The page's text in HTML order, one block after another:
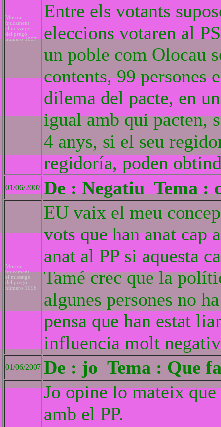
Mostrar
únicament
el missatge
del pregó
número 1097
Entre els votants
eleccions votaren al
un poble com Olocau
contents, 99 persones
dilema del pacte, en
igual amb qui pacten,
4 anys, si el seu
regidoría, poden
01/06/2007 De : Negatiu Tema :
Mostrar
únicament
el missatge
del pregó
número 1096
EU vaix el meu
vots que han anat cap
anat al PP si aquesta
Tamé crec que la
algunes persones no
pensa que han estat
influencia molt
01/06/2007 De : jo Tema : Que
Jo opine lo mateix
amb el PP.